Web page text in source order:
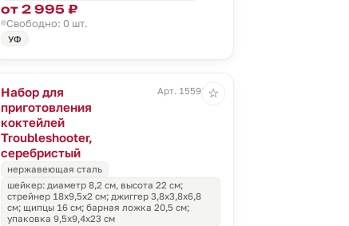
от 2 995 ₽
Свободно: 0 шт.
УФ
Набор для
приготовления
коктейлей
Troubleshooter,
серебристый
Арт. 15598.11
нержавеющая сталь
шейкер: диаметр 8,2 см, высота 22 см;
стрейнер 18х9,5х2 см; джиггер 3,8х3,8х6,8
см; щипцы 16 см; барная ложка 20,5 см;
упаковка 9,5х9,4х23 см
☆